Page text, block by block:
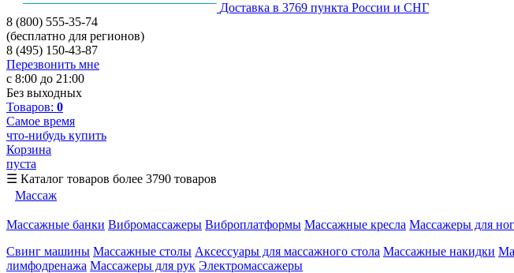
Доставка в 3769 пункта России и СНГ
8 (800) 555-35-74
(бесплатно для регионов)
8 (495) 150-43-87
Перезвонить мне
с 8:00 до 21:00
Без выходных
Товаров: 0
Самое время
что-нибудь купить
Корзина
пуста
☰ Каталог товаров более 3790 товаров
Массаж
Массажные банки Вибромассажеры Виброплатформы Массажные кресла Массажеры для ног
Свинг машины Массажные столы Аксессуары для массажного стола Массажные накидки
лимфодренажа Массажеры для рук Электромассажеры